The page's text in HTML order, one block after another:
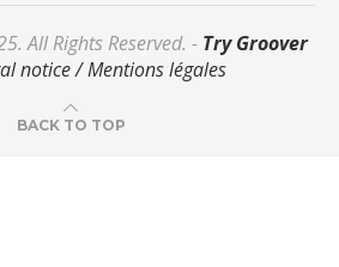
All Rights Reserved. - Try Groover
notice / Mentions légales
BACK TO TOP